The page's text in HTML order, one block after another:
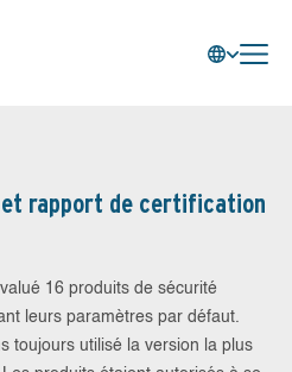
rapport de certification
16 produits de sécurité
leurs paramètres par défaut.
toujours utilisé la version la plus